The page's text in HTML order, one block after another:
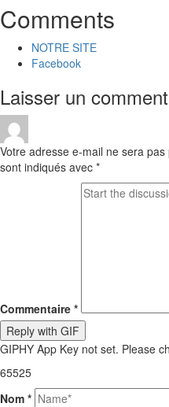
Comments
NOTRE SITE
Facebook
Laisser un
Votre adresse e-mail ne sera pas
sont indiqués avec *
Commentaire *
Reply with GIF
GIPHY App Key not set. Please
65525
Nom *